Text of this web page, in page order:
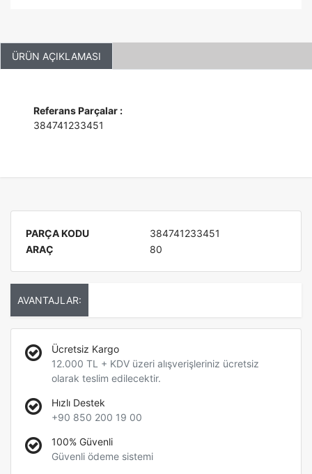
ÜRÜN AÇIKLAMASI
Referans Parçalar :
384741233451
PARÇA KODU
384741233451
ARAÇ
80
AVANTAJLAR:
Ücretsiz Kargo
12.000 TL + KDV üzeri alışverişleriniz ücretsiz
olarak teslim edilecektir.
Hızlı Destek
+90 850 200 19 00
100% Güvenli
Güvenli ödeme sistemi